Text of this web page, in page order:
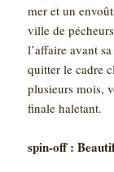
mer et un
ville de
l’affaire avant
quitter le cadre
plusieurs mois,
finale haletant.
spin-off :